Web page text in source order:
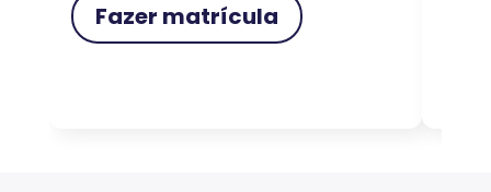
Fazer matrícula